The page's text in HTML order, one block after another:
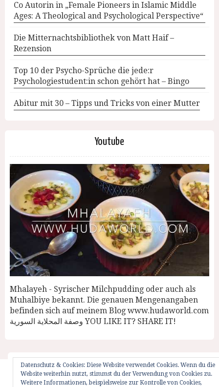
Co Autorin in „Female Pioneers in Islamic Middle
Ages: A Theological and Psychological Perspective“
Die Mitternachtsbibliothek von Matt Haif –
Rezension
Top 10 der Psycho-Sprüche die jede:r
Psychologiestudent:in schon gehört hat – Bingo
Abitur mit 30 – Tipps und Tricks von einer Mutter
Youtube
Mhalayeh - Syrischer Milchpudding oder auch als
Muhalbiye bekannt. Die genauen Mengenangaben
befinden sich auf meinem Blog www.hudaworld.com
وصفة المحلاية السورية YOU LIKE IT? SHARE IT!
Datenschutz & Cookies: Diese Website verwendet Cookies. Wenn du die
Website weiterhin nutzt, stimmst du der Verwendung von Cookies zu.
Weitere Informationen, beispielsweise zur Kontrolle von Cookies,
Startseite Impressum Weglot Switcher